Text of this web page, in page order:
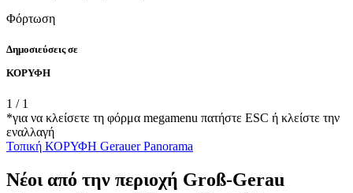
Φόρτωση
Δημοσιεύσεις σε
ΚΟΡΥΦΗ
1 / 1
*για να κλείσετε τη φόρμα megamenu πατήστε ESC ή κλείστε την
εναλλαγή
Τοπική ΚΟΡΥΦΗ Gerauer Panorama
Νέοι από την περιοχή Groß-Gerau